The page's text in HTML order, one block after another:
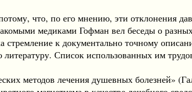
что, по его мнению, эти отклонения
медиками Гофман вел беседы о
стремление к документально точному
Список использованных им
методов лечения душевных болезней»